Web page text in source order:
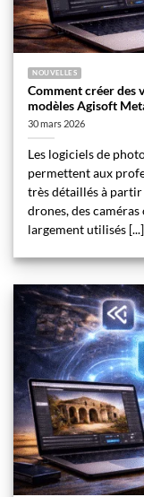
NOUVELLES
Comment créer des
modèles Agisoft
30 mars 2026
Les logiciels de
permettent aux
très détaillés à
drones, des
largement utilisés [...]